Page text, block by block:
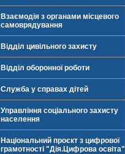
Взаємодія з органами місцевого
самоврядування
Відділ цивільного захисту
Відділ оборонної роботи
Служба у справах дітей
Управління соціального захисту
населення
Національний проєкт з цифрової
грамотності "Дія.Цифрова освіта"